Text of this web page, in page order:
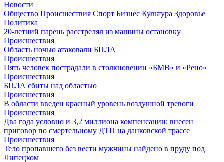
Новости
Общество Происшествия Спорт Бизнес Культура Здоровье
Политика
20-летний парень расстрелял из машины остановку
Происшествия
Область ночью атаковали БПЛА
Происшествия
Пять человек пострадали в столкновении «БМВ» и «Рено»
Происшествия
БПЛА сбиты над областью
Происшествия
В области введен красный уровень воздушной тревоги
Происшествия
Два года условно и 3,2 миллиона компенсации: внесен
приговор по смертельному ДТП на данковской трассе
Происшествия
Тело пропавшего без вести мужчины найдено в пруду под
Липецком